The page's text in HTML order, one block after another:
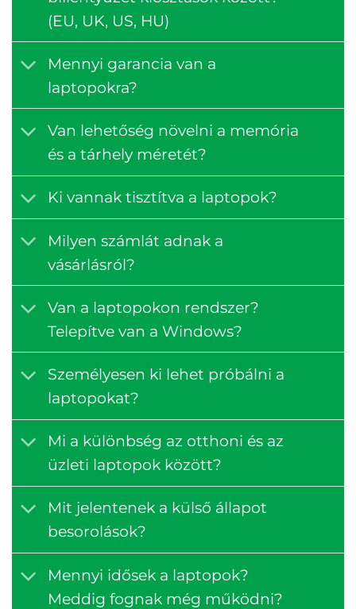
(EU, UK, US, HU)
Mennyi garancia van a
laptopokra?
Van lehetőség növelni a memória
és a tárhely méretét?
Ki vannak tisztítva a laptopok?
Milyen számlát adnak a
vásárlásról?
Van a laptopokon rendszer?
Telepítve van a Windows?
Személyesen ki lehet próbálni a
laptopokat?
Mi a különbség az otthoni és az
üzleti laptopok között?
Mit jelentenek a külső állapot
besorolások?
Mennyi idősek a laptopok?
Meddig fognak még működni?